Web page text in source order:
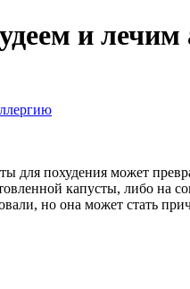
и
для похудения может
капусты, либо на
но она может стать